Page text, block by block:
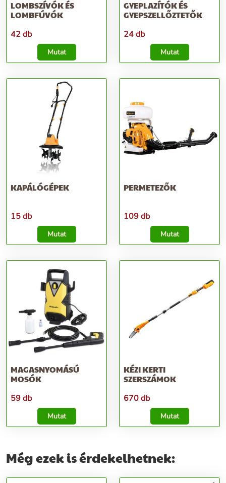
LOMBSZÍVÓK ÉS
LOMBFÚVÓK
42 db
Mutat
GYEPLAZÍTÓK ÉS
GYEPSZELLŐZTETŐK
24 db
Mutat
KAPÁLÓGÉPEK
15 db
Mutat
PERMETEZŐK
109 db
Mutat
MAGASNYOMÁSÚ
MOSÓK
59 db
Mutat
KÉZI KERTI
SZERSZÁMOK
670 db
Mutat
Még ezek is érdekelhetnek: